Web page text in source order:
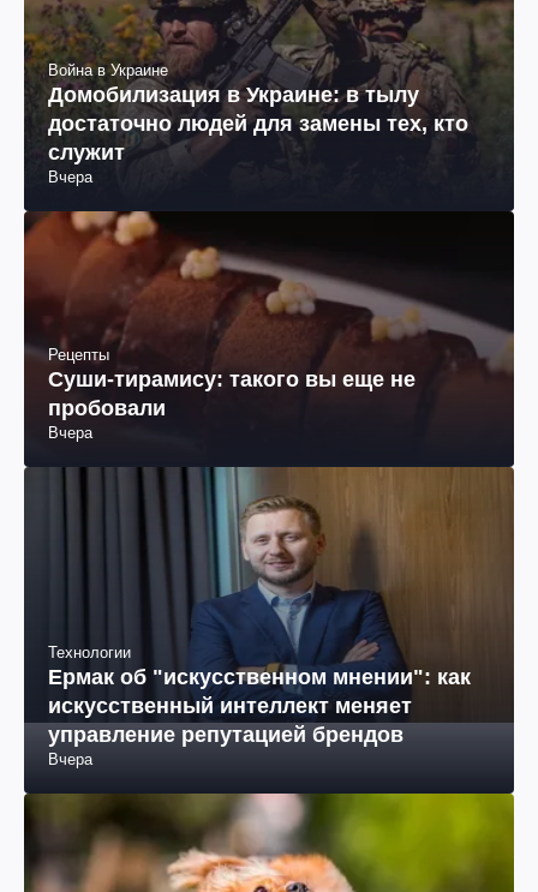
Война в Украине
Домобилизация в Украине: в тылу
достаточно людей для замены тех, кто
служит
Рецепты
Суши-тирамису: такого вы еще не
пробовали
Технологии
Ермак об "искусственном мнении": как
искусственный интеллект меняет
управление репутацией брендов